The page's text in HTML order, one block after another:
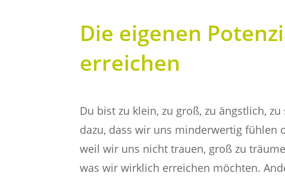
Die eigenen
erreichen
Du bist zu klein, zu groß, zu ängstlich,
dazu, dass wir uns minderwertig fühlen
weil wir uns nicht trauen, groß zu
was wir wirklich erreichen möchten.